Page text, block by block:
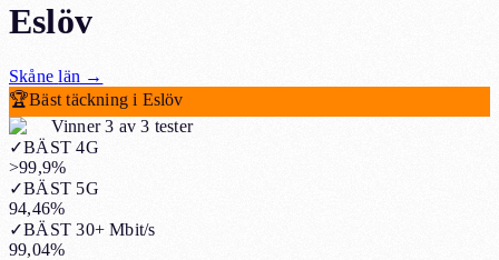
Eslöv
Skåne län →
🏆Bäst täckning i Eslöv
Vinner 3 av 3 tester
✓BÄST 4G
>99,9%
✓BÄST 5G
94,46%
✓BÄST 30+ Mbit/s
99,04%